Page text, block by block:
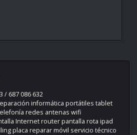
/ 687 086 632
informática portátiles tablet
redes antenas wifi
Internet router pantalla rota ipad
placa reparar móvil servicio técnico